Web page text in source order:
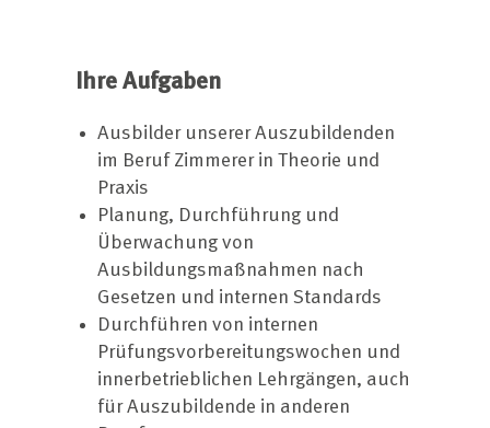
Ihre Aufgaben
Ausbilder unserer Auszubildenden
im Beruf Zimmerer in Theorie und
Praxis
Planung, Durchführung und
Überwachung von
Ausbildungsmaßnahmen nach
Gesetzen und internen Standards
Durchführen von internen
Prüfungsvorbereitungswochen und
innerbetrieblichen Lehrgängen, auch
für Auszubildende in anderen